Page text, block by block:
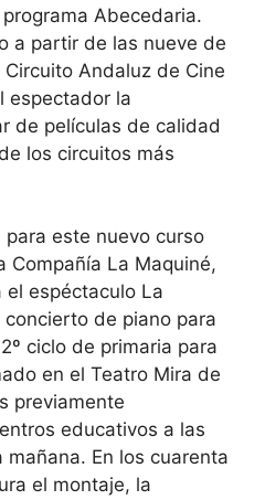
Abecedaria.
a partir de las nueve de
Andaluz de Cine
espectador la
de películas de calidad
los circuitos más
este nuevo curso
Compañía La Maquiné,
el espéctaculo La
de piano para
ciclo de primaria para
en el Teatro Mira de
previamente
educativos a las
En los cuarenta
el montaje, la